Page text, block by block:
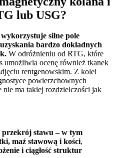
lub USG?
silne pole
bardzo dokładnych
W odróżnieniu od RTG, które
umożliwia ocenę również tkanek
rentgenowskim. Z kolei
powierzchownych
nie ma takiej rozdzielczości jak
przekrój stawu – w tym
maź stawową i kości,
i ciągłość struktur